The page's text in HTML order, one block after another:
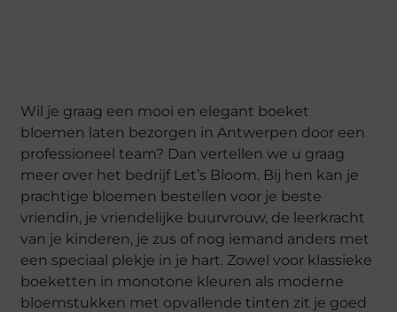
Wil je graag een mooi en elegant boeket
bloemen laten bezorgen in Antwerpen door een
professioneel team? Dan vertellen we u graag
meer over het bedrijf Let’s Bloom. Bij hen kan je
prachtige bloemen bestellen voor je beste
vriendin, je vriendelijke buurvrouw, de leerkracht
van je kinderen, je zus of nog iemand anders met
een speciaal plekje in je hart. Zowel voor klassieke
boeketten in monotone kleuren als moderne
bloemstukken met opvallende tinten zit je goed